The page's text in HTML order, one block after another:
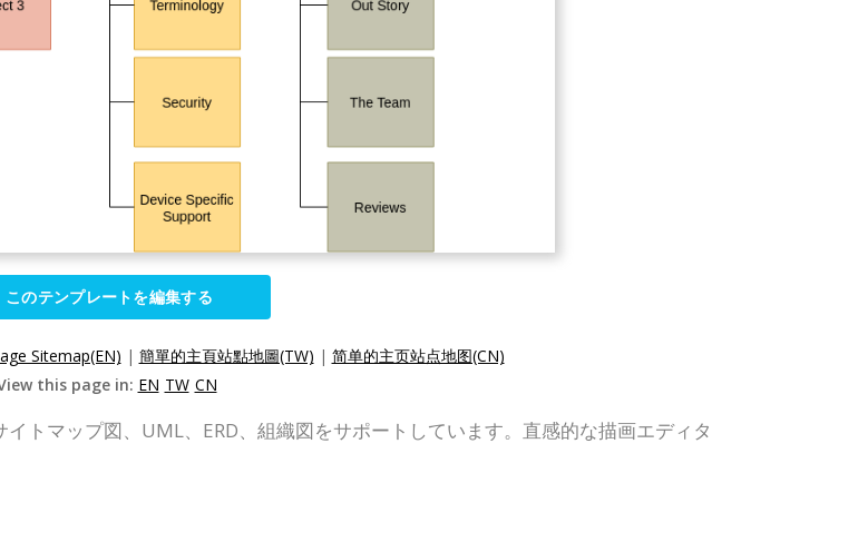
このテンプレートを編集する
Sitemap(EN) | 簡單的主頁站點地圖(TW) | 简单的主页站点地图(CN)
this page in: EN TW CN
トマップ図、UML、ERD、組織図をサポートしています。直感的な描画エディタ